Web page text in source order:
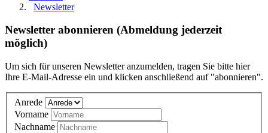
Newsletter
Newsletter abonnieren (Abmeldung jederzeit
möglich)
Um sich für unseren Newsletter anzumelden, tragen Sie bitte hier
Ihre E-Mail-Adresse ein und klicken anschließend auf "abonnieren".
Anrede
Vorname
Nachname